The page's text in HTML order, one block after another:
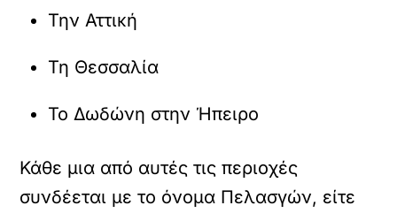
Την Αττική
Τη Θεσσαλία
Το Δωδώνη στην Ήπειρο
Κάθε μια από αυτές τις περιοχές
συνδέεται με το όνομα Πελασγών, είτε